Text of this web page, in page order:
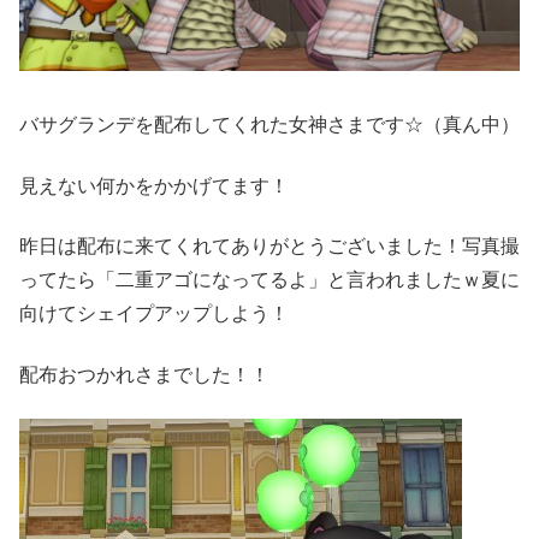
バサグランデを配布してくれた女神さまです☆（真ん中）
見えない何かをかかげてます！
昨日は配布に来てくれてありがとうございました！写真撮
ってたら「二重アゴになってるよ」と言われましたｗ夏に
向けてシェイプアップしよう！
配布おつかれさまでした！！